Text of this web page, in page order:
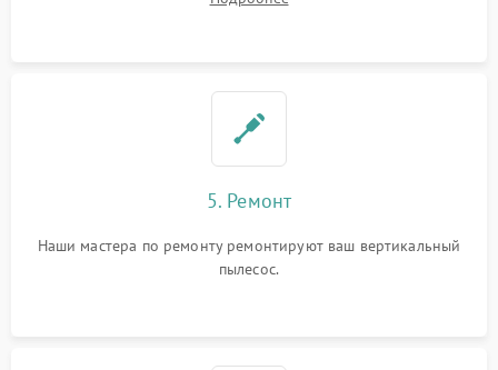
5. Ремонт
Наши мастера по ремонту ремонтируют ваш вертикальный
пылесос.